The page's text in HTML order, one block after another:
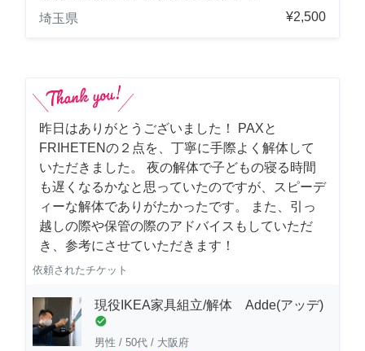
埼玉県
¥2,500
昨日はありがとうございました！ PAXと
FRIHETENの２点を、丁寧に手際よく解体して
いただきました。 夜の解体で子どもの寝る時間
も遅くなるかなと思っていたのですが、スピーデ
ィーな解体でありがたかったです。 また、引っ
越しの際や保管の際のアドバイスもしていただ
き、参考にさせていただきます！
依頼されたチケット
現役IKEA家具組立/解体 Adde(アッデ)
check_circle
男性 / 50代 / 大阪府